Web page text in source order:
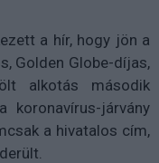
a hír, hogy jön a
Golden Globe-díjas,
alkotás második
járvány
a hivatalos cím,